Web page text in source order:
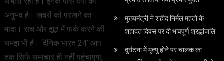
अनुभव है। खबरों को परखने का
मादा। सच और झूठ में फर्क करने की
समझ भी है। ‘दैनिक भारत 24’ आप
तक सिर्फ समाचार ही नहीं पहुंचाएगा,
मुख्यमंत्री ने शहीद निर्मल महतो के
शहादत दिवस पर दी भावपूर्ण श्रद्धांजलि
दुर्घटना में मृत्यु होने पर चालक का